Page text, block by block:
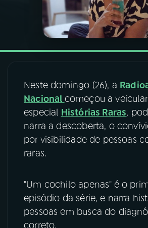
PODCASTS
VIDEOCASTS
ÚLTIMAS
08FESTIVAL DE MÚSICA
ACOMPANHE A RÁDIO NACIONAL
Instagram X
Neste domingo (26), a
Nacional começou a
especial Histórias Raras,
narra a descoberta, o
por visibilidade de pessoas
raras.
"Um cochilo apenas" é o
episódio da série, e narra
pessoas em busca do
correto.